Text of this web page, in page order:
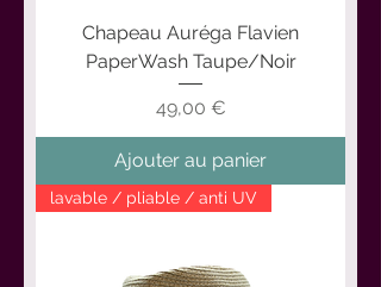
Chapeau Auréga Flavien
PaperWash Taupe/Noir
Prix
49,00 €
Ajouter au panier
lavable / pliable / anti UV